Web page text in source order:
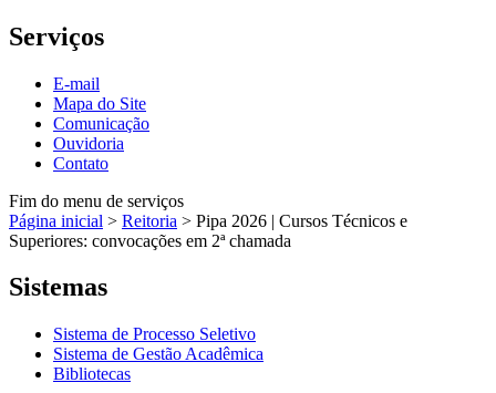
Serviços
E-mail
Mapa do Site
Comunicação
Ouvidoria
Contato
Fim do menu de serviços
Página inicial > Reitoria > Pipa 2026 | Cursos Técnicos e
Superiores: convocações em 2ª chamada
Sistemas
Sistema de Processo Seletivo
Sistema de Gestão Acadêmica
Bibliotecas